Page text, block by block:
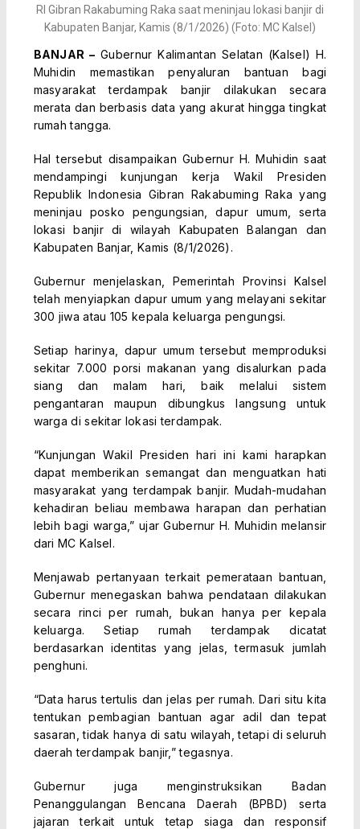
RI Gibran Rakabuming Raka saat meninjau lokasi banjir di
Kabupaten Banjar, Kamis (8/1/2026) (Foto: MC Kalsel)
BANJAR – Gubernur Kalimantan Selatan (Kalsel) H.
Muhidin memastikan penyaluran bantuan bagi
masyarakat terdampak banjir dilakukan secara
merata dan berbasis data yang akurat hingga tingkat
rumah tangga.
Hal tersebut disampaikan Gubernur H. Muhidin saat
mendampingi kunjungan kerja Wakil Presiden
Republik Indonesia Gibran Rakabuming Raka yang
meninjau posko pengungsian, dapur umum, serta
lokasi banjir di wilayah Kabupaten Balangan dan
Kabupaten Banjar, Kamis (8/1/2026).
Gubernur menjelaskan, Pemerintah Provinsi Kalsel
telah menyiapkan dapur umum yang melayani sekitar
300 jiwa atau 105 kepala keluarga pengungsi.
Setiap harinya, dapur umum tersebut memproduksi
sekitar 7.000 porsi makanan yang disalurkan pada
siang dan malam hari, baik melalui sistem
pengantaran maupun dibungkus langsung untuk
warga di sekitar lokasi terdampak.
“Kunjungan Wakil Presiden hari ini kami harapkan
dapat memberikan semangat dan menguatkan hati
masyarakat yang terdampak banjir. Mudah-mudahan
kehadiran beliau membawa harapan dan perhatian
lebih bagi warga,” ujar Gubernur H. Muhidin melansir
dari MC Kalsel.
Menjawab pertanyaan terkait pemerataan bantuan,
Gubernur menegaskan bahwa pendataan dilakukan
secara rinci per rumah, bukan hanya per kepala
keluarga. Setiap rumah terdampak dicatat
berdasarkan identitas yang jelas, termasuk jumlah
penghuni.
“Data harus tertulis dan jelas per rumah. Dari situ kita
tentukan pembagian bantuan agar adil dan tepat
sasaran, tidak hanya di satu wilayah, tetapi di seluruh
daerah terdampak banjir,” tegasnya.
Gubernur juga menginstruksikan Badan
Penanggulangan Bencana Daerah (BPBD) serta
jajaran terkait untuk tetap siaga dan responsif